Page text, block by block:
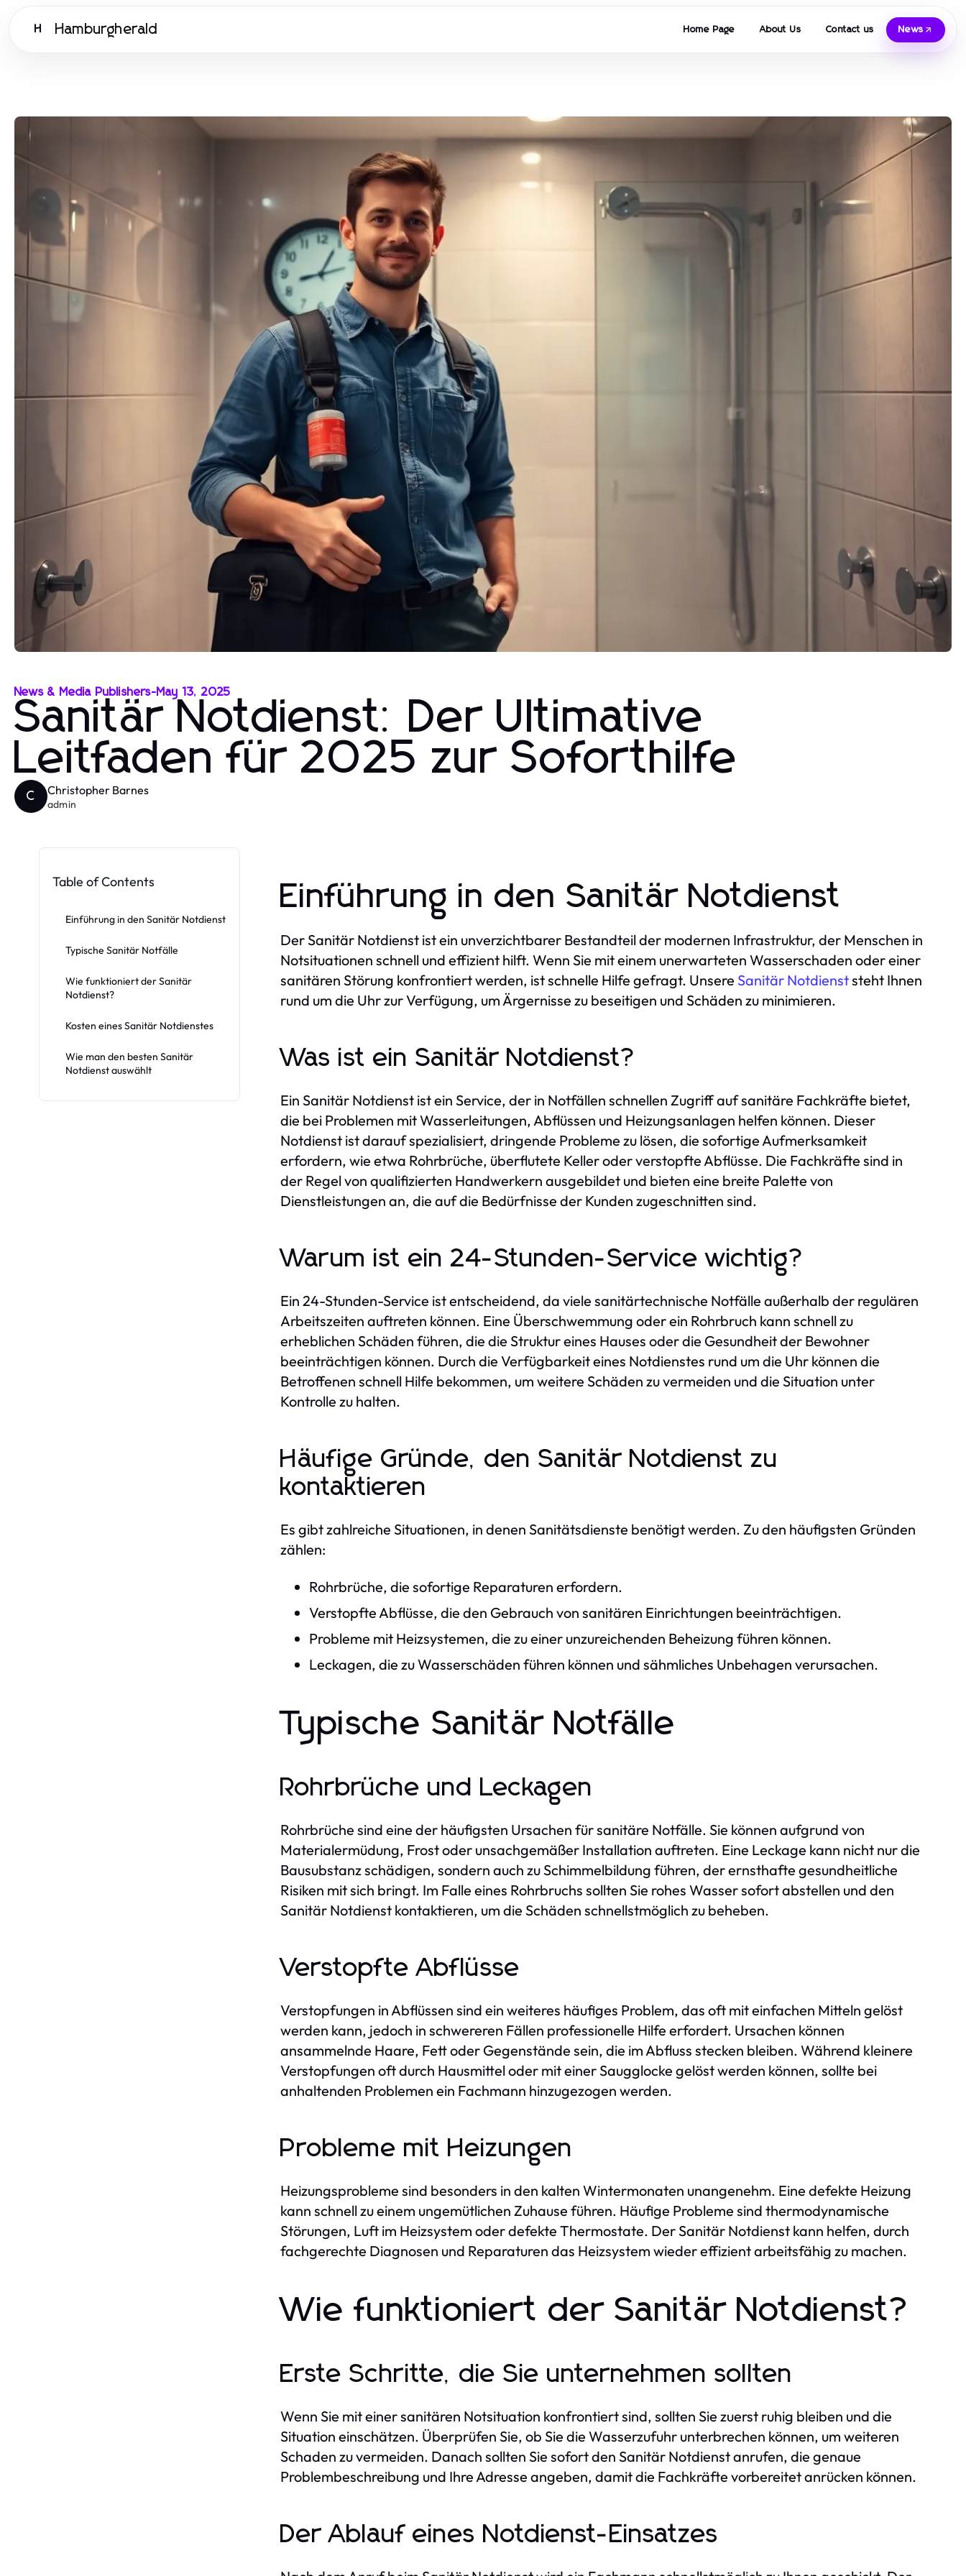
H Hamburgherald Home Page About Us Contact us News
News & Media Publishers-May 13, 2025
Sanitär Notdienst: Der Ultimative
Leitfaden für 2025 zur Soforthilfe
C Christopher Barnes
admin
Table of Contents
Einführung in den Sanitär Notdienst
Typische Sanitär Notfälle
Wie funktioniert der Sanitär
Notdienst?
Kosten eines Sanitär Notdienstes
Wie man den besten Sanitär
Notdienst auswählt
Einführung in den Sanitär Notdienst
Der Sanitär Notdienst ist ein unverzichtbarer Bestandteil der modernen Infrastruktur, der Menschen in
Notsituationen schnell und effizient hilft. Wenn Sie mit einem unerwarteten Wasserschaden oder einer
sanitären Störung konfrontiert werden, ist schnelle Hilfe gefragt. Unsere Sanitär Notdienststeht Ihnen
rund um die Uhr zur Verfügung, um Ärgernisse zu beseitigen und Schäden zu minimieren.
Was ist ein Sanitär Notdienst?
Ein Sanitär Notdienst ist ein Service, der in Notfällen schnellen Zugriff auf sanitäre Fachkräfte bietet,
die bei Problemen mit Wasserleitungen, Abflüssen und Heizungsanlagen helfen können. Dieser
Notdienst ist darauf spezialisiert, dringende Probleme zu lösen, die sofortige Aufmerksamkeit
erfordern, wie etwa Rohrbrüche, überflutete Keller oder verstopfte Abflüsse. Die Fachkräfte sind in
der Regel von qualifizierten Handwerkern ausgebildet und bieten eine breite Palette von
Dienstleistungen an, die auf die Bedürfnisse der Kunden zugeschnitten sind.
Warum ist ein 24-Stunden-Service wichtig?
Ein 24-Stunden-Service ist entscheidend, da viele sanitärtechnische Notfälle außerhalb der regulären
Arbeitszeiten auftreten können. Eine Überschwemmung oder ein Rohrbruch kann schnell zu
erheblichen Schäden führen, die die Struktur eines Hauses oder die Gesundheit der Bewohner
beeinträchtigen können. Durch die Verfügbarkeit eines Notdienstes rund um die Uhr können die
Betroffenen schnell Hilfe bekommen, um weitere Schäden zu vermeiden und die Situation unter
Kontrolle zu halten.
Häufige Gründe, den Sanitär Notdienst zu
kontaktieren
Es gibt zahlreiche Situationen, in denen Sanitätsdienste benötigt werden. Zu den häufigsten Gründen
zählen:
Rohrbrüche, die sofortige Reparaturen erfordern.
Verstopfte Abflüsse, die den Gebrauch von sanitären Einrichtungen beeinträchtigen.
Probleme mit Heizsystemen, die zu einer unzureichenden Beheizung führen können.
Leckagen, die zu Wasserschäden führen können und sähmliches Unbehagen verursachen.
Typische Sanitär Notfälle
Rohrbrüche und Leckagen
Rohrbrüche sind eine der häufigsten Ursachen für sanitäre Notfälle. Sie können aufgrund von
Materialermüdung, Frost oder unsachgemäßer Installation auftreten. Eine Leckage kann nicht nur die
Bausubstanz schädigen, sondern auch zu Schimmelbildung führen, der ernsthafte gesundheitliche
Risiken mit sich bringt. Im Falle eines Rohrbruchs sollten Sie rohes Wasser sofort abstellen und den
Sanitär Notdienst kontaktieren, um die Schäden schnellstmöglich zu beheben.
Verstopfte Abflüsse
Verstopfungen in Abflüssen sind ein weiteres häufiges Problem, das oft mit einfachen Mitteln gelöst
werden kann, jedoch in schwereren Fällen professionelle Hilfe erfordert. Ursachen können
ansammelnde Haare, Fett oder Gegenstände sein, die im Abfluss stecken bleiben. Während kleinere
Verstopfungen oft durch Hausmittel oder mit einer Saugglocke gelöst werden können, sollte bei
anhaltenden Problemen ein Fachmann hinzugezogen werden.
Probleme mit Heizungen
Heizungsprobleme sind besonders in den kalten Wintermonaten unangenehm. Eine defekte Heizung
kann schnell zu einem ungemütlichen Zuhause führen. Häufige Probleme sind thermodynamische
Störungen, Luft im Heizsystem oder defekte Thermostate. Der Sanitär Notdienst kann helfen, durch
fachgerechte Diagnosen und Reparaturen das Heizsystem wieder effizient arbeitsfähig zu machen.
Wie funktioniert der Sanitär Notdienst?
Erste Schritte, die Sie unternehmen sollten
Wenn Sie mit einer sanitären Notsituation konfrontiert sind, sollten Sie zuerst ruhig bleiben und die
Situation einschätzen. Überprüfen Sie, ob Sie die Wasserzufuhr unterbrechen können, um weiteren
Schaden zu vermeiden. Danach sollten Sie sofort den Sanitär Notdienst anrufen, die genaue
Problembeschreibung und Ihre Adresse angeben, damit die Fachkräfte vorbereitet anrücken können.
Der Ablauf eines Notdienst-Einsatzes